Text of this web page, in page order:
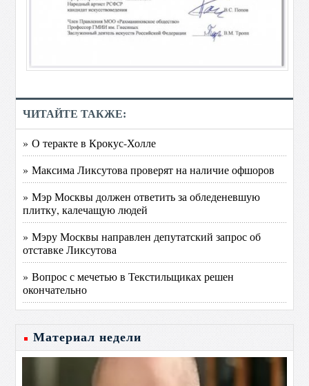
ЧИТАЙТЕ ТАКЖЕ:
» О теракте в Крокус-Холле
» Максима Ликсутова проверят на наличие офшоров
» Мэр Москвы должен ответить за обледеневшую
плитку, калечащую людей
» Мэру Москвы направлен депутатский запрос об
отставке Ликсутова
» Вопрос с мечетью в Текстильщиках решен
окончательно
Материал недели